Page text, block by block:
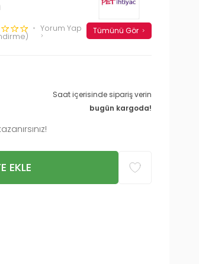
Yorum Yap Tümünü Gör
Saat içerisinde sipariş verin
bugün kargoda!
EKLE